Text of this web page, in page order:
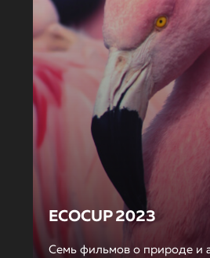
ECOCUP 2023
Семь фильмов о природе и